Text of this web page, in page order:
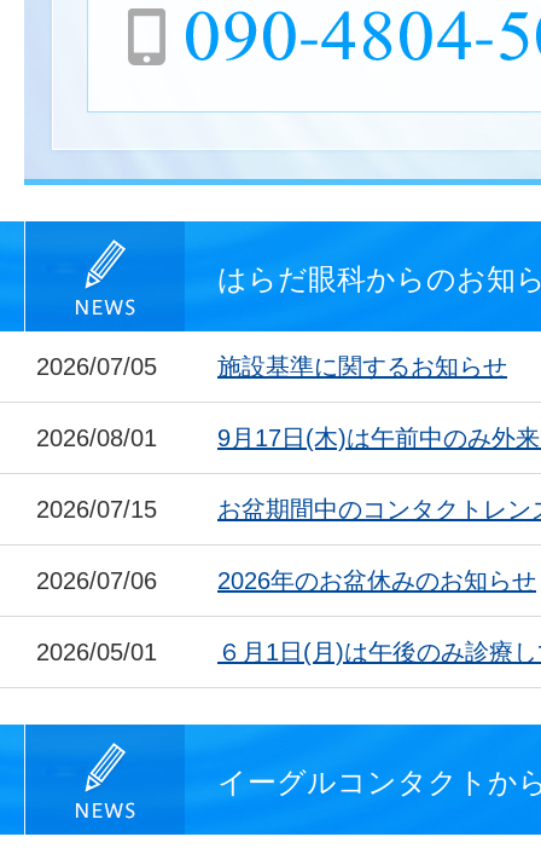
はらだ眼科からのお知
2026/07/05 施設基準に関するお知らせ
2026/08/01 9月17日(木)は午前中のみ外
2026/07/15 お盆期間中のコンタクトレン
2026/07/06 2026年のお盆休みのお知らせ
2026/05/01 ６月1日(月)は午後のみ診療
イーグルコンタクトか